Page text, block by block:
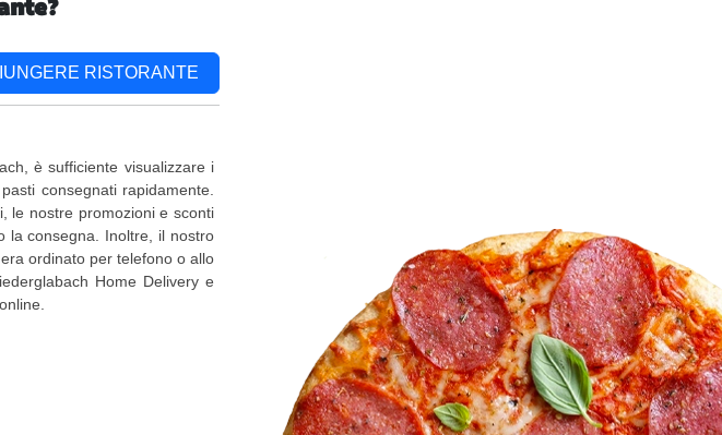
RISTORANTE
è sufficiente visualizzare i
consegnati rapidamente.
le nostre promozioni e sconti
la consegna. Inoltre, il nostro
ordinato per telefono o allo
Home Delivery e